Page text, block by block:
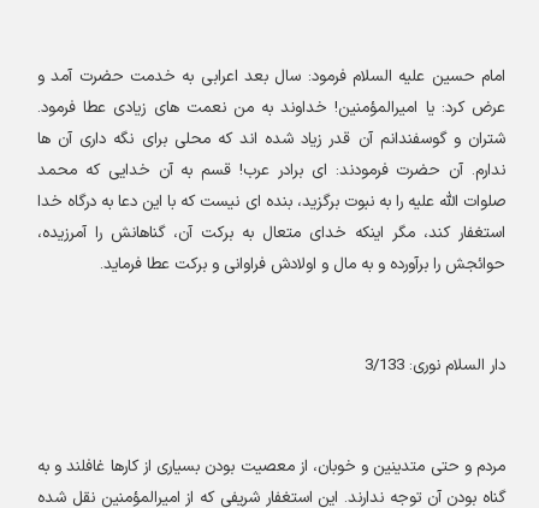
امام حسین علیه السلام فرمود: سال بعد اعرابی به خدمت حضرت آمد و
عرض کرد: یا امیرالمؤمنین! خداوند به من نعمت های زیادی عطا فرمود.
شتران و گوسفندانم آن قدر زیاد شده اند که محلی برای نگه داری آن ها
ندارم. آن حضرت فرمودند:ای برادر عرب! قسم به آن خدایی که محمد
صلوات الله علیه را به نبوت برگزید، بنده ای نیست که با این دعا به درگاه خدا
استغفار کند، مگر اینکه خدای متعال به برکت آن، گناهانش را آمرزیده،
حوائجش را برآورده و به مال و اولادش فراوانی و برکت عطا فرماید.
دار السلام نوری: 3/133
مردم و حتی متدینین و خوبان، از معصیت بودن بسیاری از کارها غافلند و به
گناه بودن آن توجه ندارند. این استغفار شریفی که از امیرالمؤمنین نقل شده